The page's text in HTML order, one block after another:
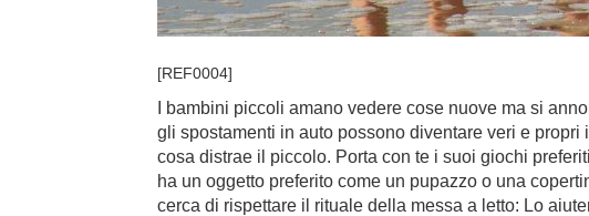
[REF0004]
I bambini piccoli amano vedere cose nuove ma si
gli spostamenti in auto possono diventare veri e
cosa distrae il piccolo. Porta con te i suoi giochi
ha un oggetto preferito come un pupazzo o una
cerca di rispettare il rituale della messa a letto: Lo